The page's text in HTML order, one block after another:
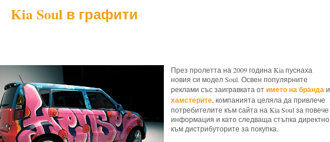
Kia Soul в графити
През пролетта на 2009 година Kia пуснаха
новия си модел Soul. Освен популярните
реклами със заигравката отимето на брандаи
хамстерите, компанията целяла да привлече
потребителите към сайта на Kia Soul за повече
информация и като следваща стъпка директно
към дистрибуторите за покупка.